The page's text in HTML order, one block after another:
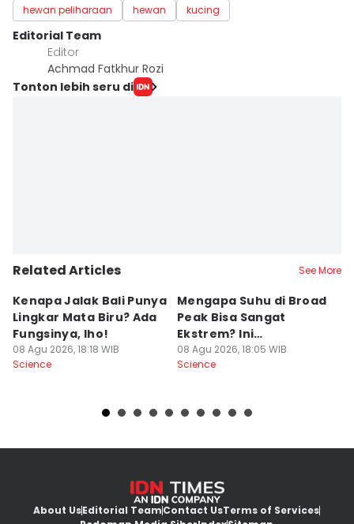
hewan peliharaan hewan kucing
Editorial Team
Editor
Achmad Fatkhur Rozi
Tonton lebih seru di
Related Articles See More
Kenapa Jalak Bali Punya
Lingkar Mata Biru? Ada
Fungsinya, lho!
08 Agu 2026, 18:18 WIB
Science
Mengapa Suhu di Broad
Peak Bisa Sangat
Ekstrem? Ini
Penjelasannya
08 Agu 2026, 18:05 WIB
Science
About UsEditorial TeamContact UsTerms of Services